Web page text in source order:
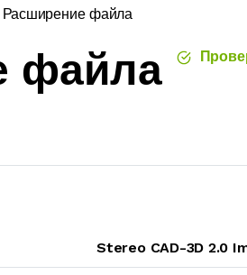
файла
файла
Stereo CAD-3D 2.0